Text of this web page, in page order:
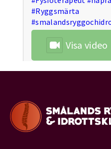
#Ryggsmärta
Visa video
Smålands
3 veckor sedan